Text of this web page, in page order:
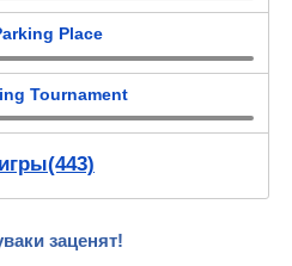
Place
Tournament
заценят!